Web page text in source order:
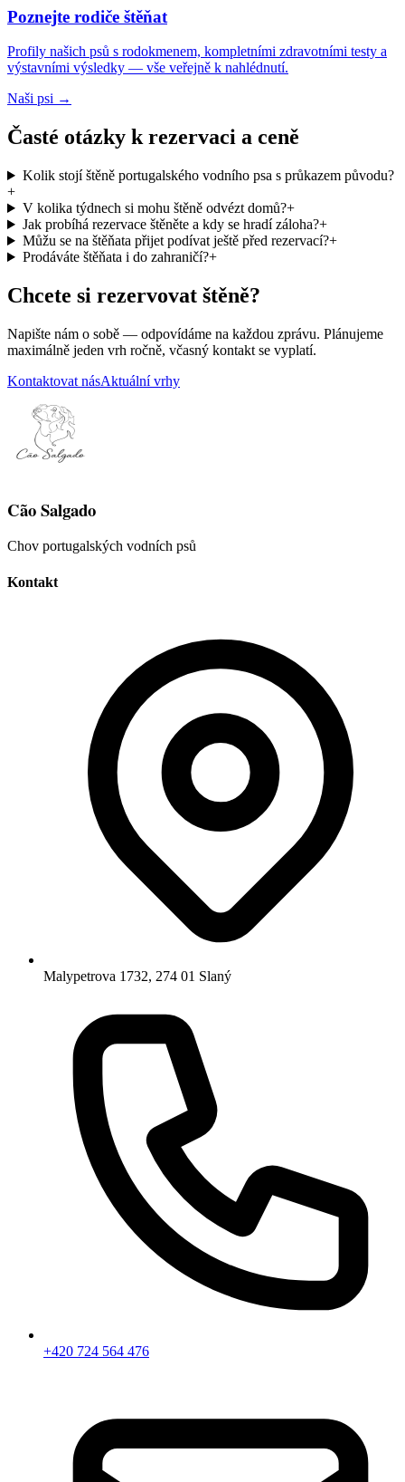
Poznejte rodiče štěňat
Profily našich psů s rodokmenem, kompletními zdravotními testy a
výstavními výsledky — vše veřejně k nahlédnutí.
Naši psi →
Časté otázky k rezervaci a ceně
Kolik stojí štěně portugalského vodního psa s průkazem původu?
+
V kolika týdnech si mohu štěně odvézt domů?+
Jak probíhá rezervace štěněte a kdy se hradí záloha?+
Můžu se na štěňata přijet podívat ještě před rezervací?+
Prodáváte štěňata i do zahraničí?+
Chcete si rezervovat štěně?
Napište nám o sobě — odpovídáme na každou zprávu. Plánujeme
maximálně jeden vrh ročně, včasný kontakt se vyplatí.
Kontaktovat násAktuální vrhy
Cão Salgado
Chov portugalských vodních psů
Kontakt
Malypetrova 1732, 274 01 Slaný
+420 724 564 476